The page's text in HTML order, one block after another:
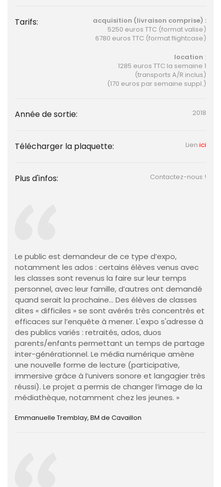
Tarifs:
acquisition (livraison comprise) :
5250 euros TTC (format valise)
6780 euros TTC (format flightcase)
location :
1285 euros TTC la semaine 1
(transports A/R inclus)
(170 euros par semaine suppl.)
Année de sortie: 2018
Télécharger la plaquette: Lien ici
Plus d'infos: Contactez-nous !
Le public est demandeur de ce type d’expo,
notamment les ados : certains élèves venus avec
les classes sont revenus la faire sur leur temps
personnel, avec leur famille, d’autres ont demandé
quand serait la prochaine… Des élèves de classes
dites « difficiles » se sont avérés très concentrés et
efficaces sur l’enquête à mener. L'expo s'adresse à
des publics variés : retraités, ados, duos
parents/enfants permettant un temps de partage
inter-générationnel. Le média numérique amène
une nouvelle forme de lecture (participative,
immersive grâce à l’univers sonore et langagier très
réussi). Le projet a permis de changer l’image de la
médiathèque, notamment chez les jeunes. »
Emmanuelle Tremblay, BM de Cavaillon